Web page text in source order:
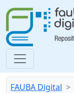
FAUBA Digital